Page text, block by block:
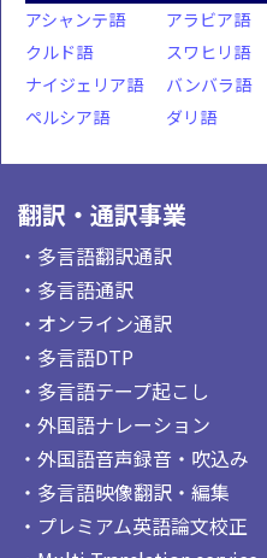
アシャンテ語
アラビア語
クルド語
スワヒリ語
ナイジェリア語
バンバラ語
ペルシア語
ダリ語